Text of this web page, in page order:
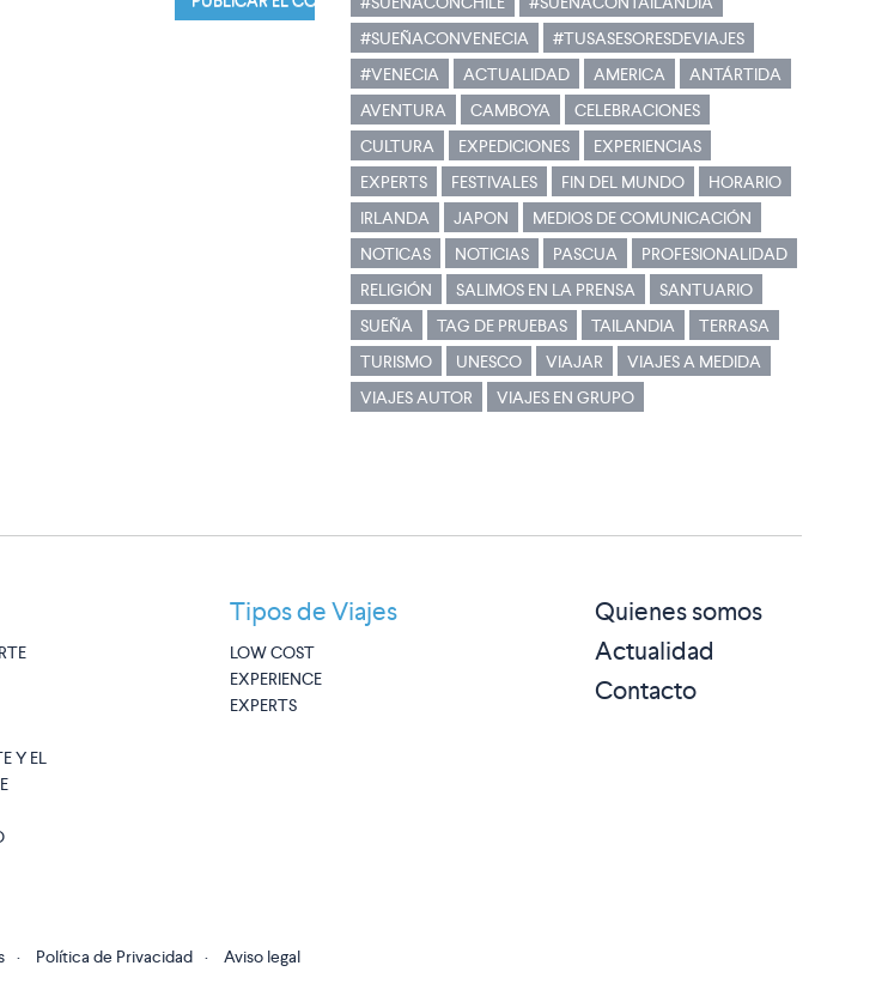
#SUEÑACONVENECIA
#TUSASESORESDEVIAJES
#VENECIA
ACTUALIDAD AMERICA
ANTÁRTIDA
AVENTURA
CAMBOYA
CELEBRACIONES
CULTURA
EXPEDICIONES
EXPERIENCIAS
EXPERTS
FESTIVALES FIN DEL MUNDO
HORARIO
IRLANDA
JAPON
MEDIOS DE COMUNICACIÓN
NOTICAS
NOTICIAS PASCUA
PROFESIONALIDAD
RELIGIÓN
SALIMOS EN LA PRENSA
SANTUARIO
SUEÑA
TAG DE PRUEBAS TAILANDIA
TERRASA
TURISMO
UNESCO VIAJAR
VIAJES A MEDIDA
VIAJES AUTOR
VIAJES EN GRUPO
Y EL
Tipos de Viajes
LOW COST
EXPERIENCE
EXPERTS
Quienes somos
Actualidad
Contacto
· Política de Privacidad · Aviso legal